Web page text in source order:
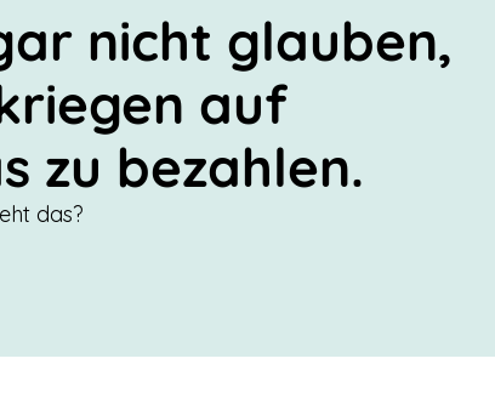
nicht glauben,
auf
zu bezahlen.
das?